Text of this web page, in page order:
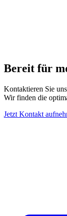
Bereit für
Kontaktieren Sie
Wir finden die
Jetzt Kontakt